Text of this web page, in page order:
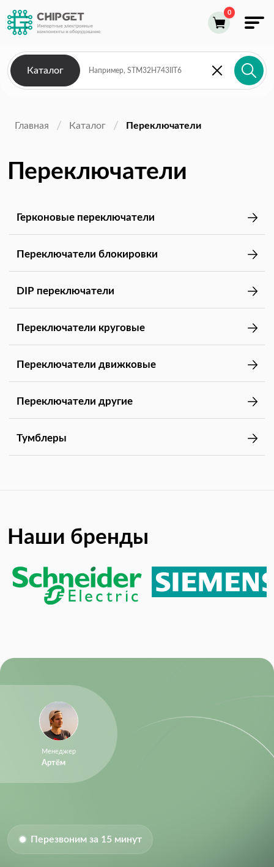
Каталог
Главная Каталог Переключатели
Переключатели
Герконовые переключатели
Переключатели блокировки
DIP переключатели
Переключатели круговые
Переключатели движковые
Переключатели другие
Тумблеры
Наши бренды
Менеджер
Артём
Перезвоним за 15 минут